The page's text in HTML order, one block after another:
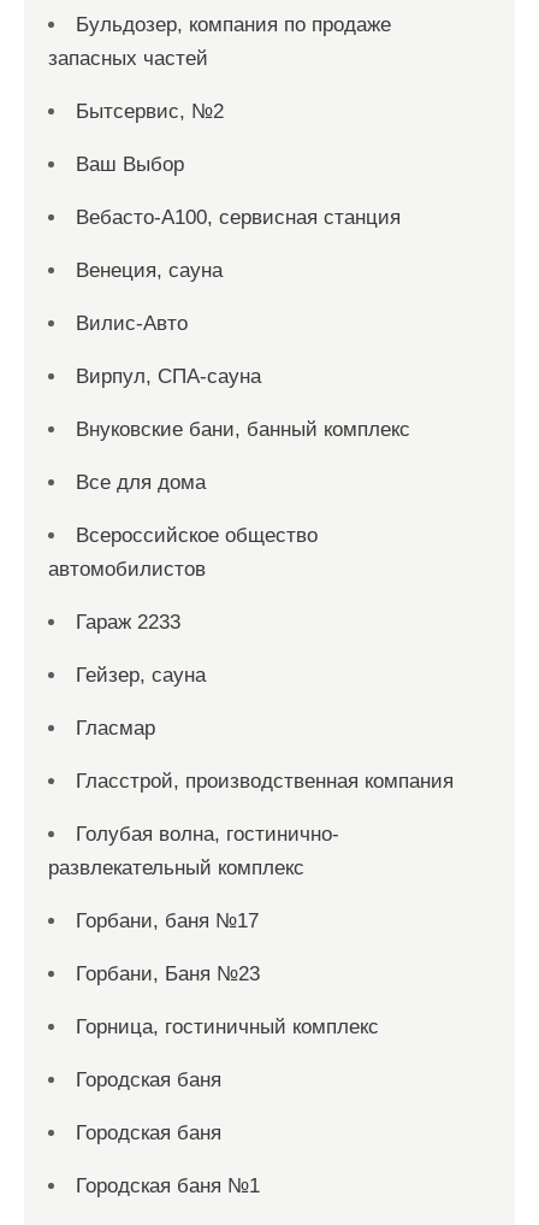
Бульдозер, компания по продаже
запасных частей
Бытсервис, №2
Ваш Выбор
Вебасто-А100, сервисная станция
Венеция, сауна
Вилис-Авто
Вирпул, СПА-сауна
Внуковские бани, банный комплекс
Все для дома
Всероссийское общество
автомобилистов
Гараж 2233
Гейзер, сауна
Гласмар
Гласстрой, производственная компания
Голубая волна, гостинично-
развлекательный комплекс
Горбани, баня №17
Горбани, Баня №23
Горница, гостиничный комплекс
Городская баня
Городская баня
Городская баня №1